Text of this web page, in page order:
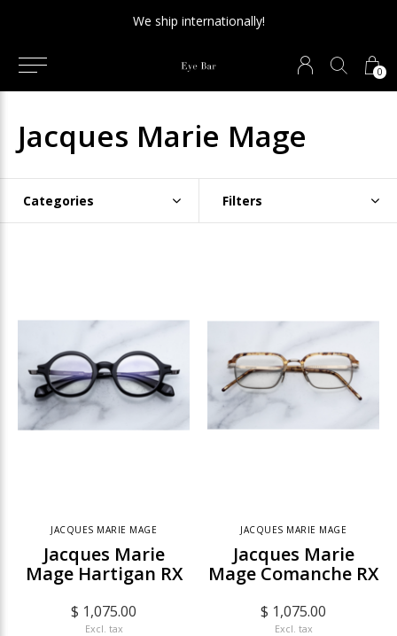
0
NEW SALE SECTION - Final sale. 75% off!
Jacques Marie Mage
Categories Filters
JACQUES MARIE MAGE
Jacques Marie
Mage Hartigan RX
$ 1,075.00
Excl. tax
JACQUES MARIE MAGE
Jacques Marie
Mage Comanche RX
$ 1,075.00
Excl. tax